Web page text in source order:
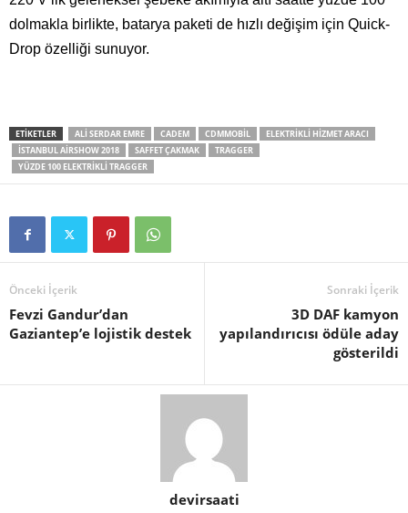
dolmakla birlikte, batarya paketi de hızlı değişim için Quick-
Drop özelliği sunuyor.
ETIKETLER ALI SERDAR EMRE CADEM CDMMOBIL
ELEKTRIKLI HIZMET ARACI
ISTANBUL AIRSHOW 2018
SAFFET ÇAKMAK
TRAGGER
YÜZDE 100 ELEKTRIKLI TRAGGER
Önceki İçerik
Fevzi Gandur’dan
Gaziantep’e lojistik destek
Sonraki İçerik
3D DAF kamyon
yapılandırıcısı ödüle aday
gösterildi
devirsaati